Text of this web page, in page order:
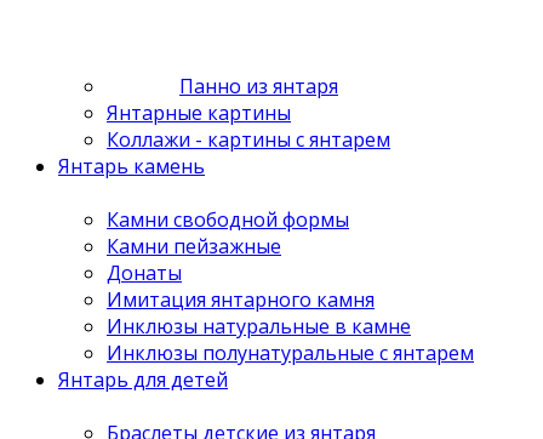
Панно из янтаря
Янтарные картины
Коллажи - картины с янтарем
Янтарь камень
Камни свободной формы
Камни пейзажные
Донаты
Имитация янтарного камня
Инклюзы натуральные в камне
Инклюзы полунатуральные с янтарем
Янтарь для детей
Браслеты детские из янтаря